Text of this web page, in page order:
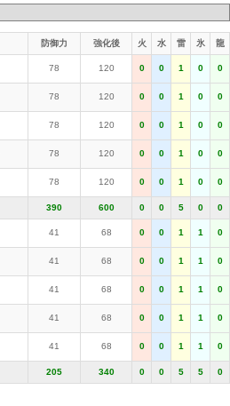
防御力 強化後 火 水 雷 氷 龍
78 120 0 0 1 0 0
78 120 0 0 1 0 0
78 120 0 0 1 0 0
78 120 0 0 1 0 0
78 120 0 0 1 0 0
390 600 0 0 5 0 0
41 68 0 0 1 1 0
41 68 0 0 1 1 0
41 68 0 0 1 1 0
41 68 0 0 1 1 0
41 68 0 0 1 1 0
205 340 0 0 5 5 0